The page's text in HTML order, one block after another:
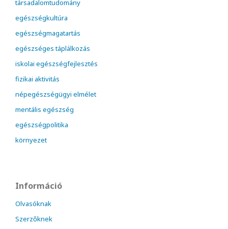
társadalomtudomány
egészségkultúra
egészségmagatartás
egészséges táplálkozás
iskolai egészségfejlesztés
fizikai aktivitás
népegészségügyi elmélet
mentális egészség
egészségpolitika
környezet
Információ
Olvasóknak
Szerzőknek